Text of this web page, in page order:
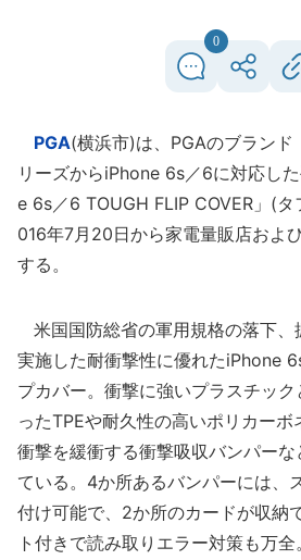
0
PGA(横浜市)は、PGAのブラン
リーズからiPhone 6s／6に対応し
e 6s／6 TOUGH FLIP COVER」(
016年7月20日から家電量販店およ
する。
米国国防総省の軍用規格の落下、
実施した耐衝撃性に優れたiPhone
プカバー。衝撃に強いプラスチッ
ったTPEや耐久性の高いポリカーボ
衝撃を緩衝する衝撃吸収バンパー
ている。4か所あるバンパーには、
付け可能で、2か所のカードが収納
ト付きで読み取りエラー対策も万